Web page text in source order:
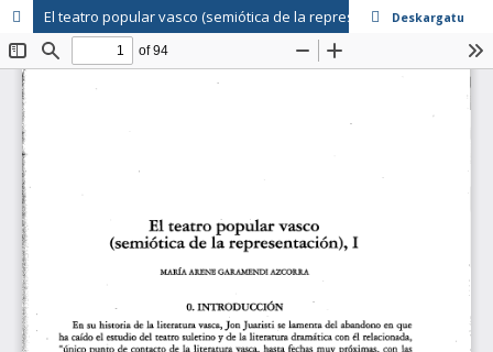
El teatro popular vasco (semiótica de la representación) (I)Deskargatu